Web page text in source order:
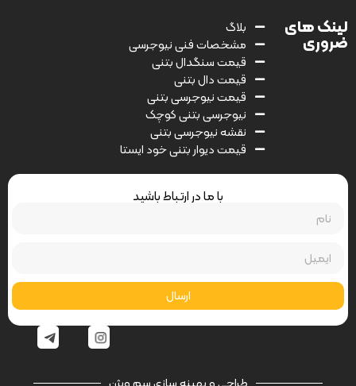
لینک های
ضروری
بلاگ
مشخصات فنی نیوجرسی
قیمت سنگدال بتنی
قیمت دال بتنی
قیمت نیوجرسی بتنی
نیوجرسی بتنی کوچک
نقشه نیوجرسی بتنی
قیمت دیوار بتنی خود ایستا
با ما در ارتباط باشید
ارسال